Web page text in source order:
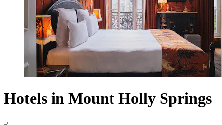
Hotels in Mount Holly Springs